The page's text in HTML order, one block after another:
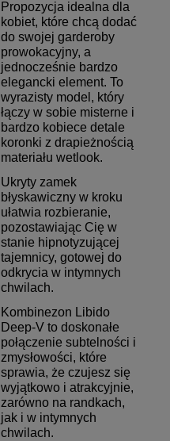
Propozycja idealna dla
kobiet, które chcą dodać
do swojej garderoby
prowokacyjny, a
jednocześnie bardzo
elegancki element. To
wyrazisty model, który
łączy w sobie misterne i
bardzo kobiece detale
koronki z drapieżnością
materiału wetlook.
Ukryty zamek
błyskawiczny w kroku
ułatwia rozbieranie,
pozostawiając Cię w
stanie hipnotyzującej
tajemnicy, gotowej do
odkrycia w intymnych
chwilach.
Kombinezon Libido
Deep-V to doskonałe
połączenie subtelności i
zmysłowości, które
sprawia, że czujesz się
wyjątkowo i atrakcyjnie,
zarówno na randkach,
jak i w intymnych
chwilach.